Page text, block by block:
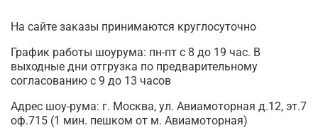
На сайте заказы принимаются круглосуточно
График работы шоурума: пн-пт с 8 до 19 час. В
выходные дни отгрузка по предварительному
согласованию с 9 до 13 часов
Адрес шоу-рума: г. Москва, ул. Авиамоторная д.12, эт.7
оф.715 (1 мин. пешком от м. Авиамоторная)